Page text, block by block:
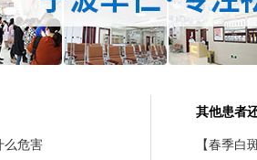
么危害
其他患者
【春季白